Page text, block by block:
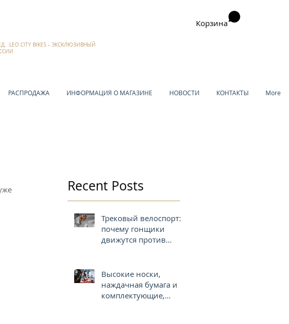
Корзина
CITY BIKES – ЭКСКЛЮЗИВНЫЙ
РАСПРОДАЖА ИНФОРМАЦИЯ О МАГАЗИНЕ НОВОСТИ КОНТАКТЫ More
Recent Posts
Трековый велоспорт:
почему гонщики
движутся против
Высокие носки,
наждачная бумага и
комплектующие,